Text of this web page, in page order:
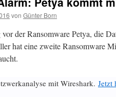
von Günter Born
der Ransomware Petya, die
hat eine zweite Ransomware
mit Wireshark. Jetzt